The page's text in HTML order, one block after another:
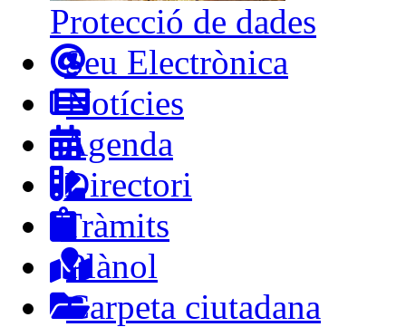
Protecció de dades
Seu Electrònica
Notícies
Agenda
Directori
Tràmits
Plànol
Carpeta ciutadana